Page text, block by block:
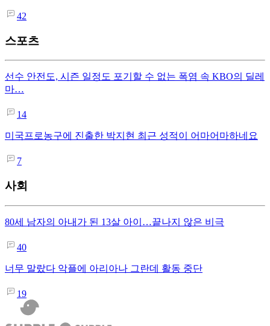
42
스포츠
선수 안전도, 시즌 일정도 포기할 수 없는 폭염 속 KBO의 딜레
마…
14
미국프로농구에 진출한 박지현 최근 성적이 어마어마하네요
7
사회
80세 남자의 아내가 된 13살 아이…끝나지 않은 비극
40
너무 말랐다 악플에 아리아나 그란데 활동 중단
19